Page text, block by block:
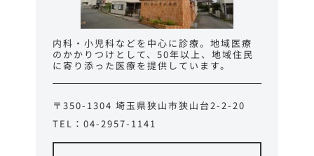
内科・小児科などを中心に診療。地域医療
のかかりつけとして、50年以上、地域住民
に寄り添った医療を提供しています。
〒350-1304 埼玉県狭山市狭山台2-2-20
TEL：04-2957-1141